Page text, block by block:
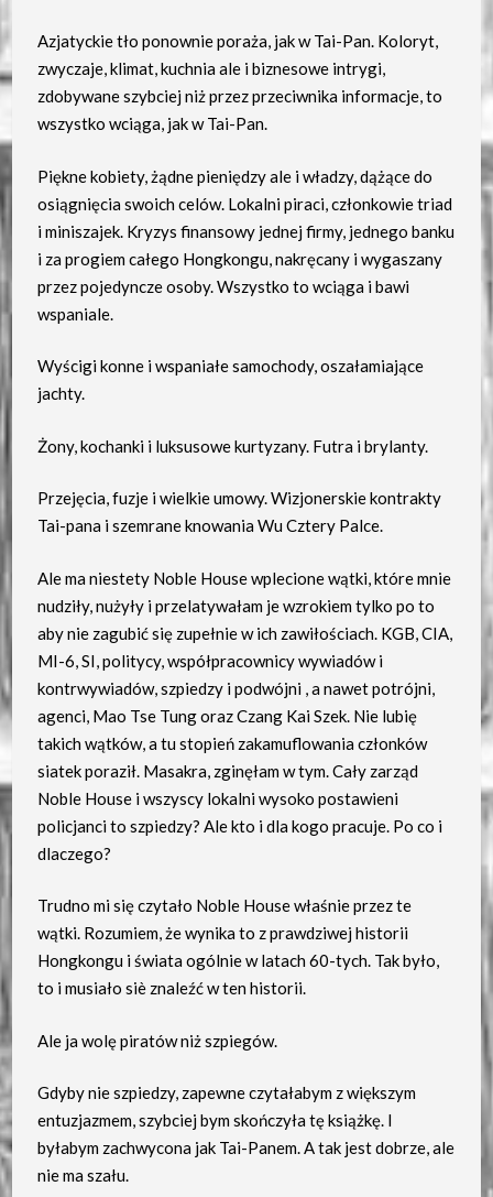
Azjatyckie tło ponownie poraża, jak w Tai-Pan. Koloryt,
zwyczaje, klimat, kuchnia ale i biznesowe intrygi,
zdobywane szybciej niż przez przeciwnika informacje, to
wszystko wciąga, jak w Tai-Pan.
Piękne kobiety, żądne pieniędzy ale i władzy, dążące do
osiągnięcia swoich celów. Lokalni piraci, członkowie triad
i miniszajek. Kryzys finansowy jednej firmy, jednego banku
i za progiem całego Hongkongu, nakręcany i wygaszany
przez pojedyncze osoby. Wszystko to wciąga i bawi
wspaniale.
Wyścigi konne i wspaniałe samochody, oszałamiające
jachty.
Żony, kochanki i luksusowe kurtyzany. Futra i brylanty.
Przejęcia, fuzje i wielkie umowy. Wizjonerskie kontrakty
Tai-pana i szemrane knowania Wu Cztery Palce.
Ale ma niestety Noble House wplecione wątki, które mnie
nudziły, nużyły i przelatywałam je wzrokiem tylko po to
aby nie zagubić się zupełnie w ich zawiłościach. KGB, CIA,
MI-6, SI, politycy, współpracownicy wywiadów i
kontrwywiadów, szpiedzy i podwójni , a nawet potrójni,
agenci, Mao Tse Tung oraz Czang Kai Szek. Nie lubię
takich wątków, a tu stopień zakamuflowania członków
siatek poraził. Masakra, zginęłam w tym. Cały zarząd
Noble House i wszyscy lokalni wysoko postawieni
policjanci to szpiedzy? Ale kto i dla kogo pracuje. Po co i
dlaczego?
Trudno mi się czytało Noble House właśnie przez te
wątki. Rozumiem, że wynika to z prawdziwej historii
Hongkongu i świata ogólnie w latach 60-tych. Tak było,
to i musiało siè znaleźć w ten historii.
Ale ja wolę piratów niż szpiegów.
Gdyby nie szpiedzy, zapewne czytałabym z większym
entuzjazmem, szybciej bym skończyła tę książkę. I
byłabym zachwycona jak Tai-Panem. A tak jest dobrze, ale
nie ma szału.